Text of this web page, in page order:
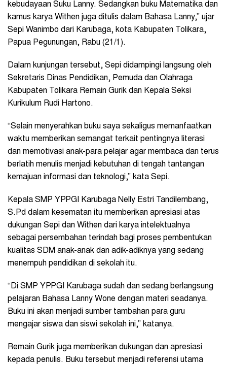
kebudayaan Suku Lanny. Sedangkan buku Matematika dan
kamus karya Withen juga ditulis dalam Bahasa Lanny,” ujar
Sepi Wanimbo dari Karubaga, kota Kabupaten Tolikara,
Papua Pegunungan, Rabu (21/1).
Dalam kunjungan tersebut, Sepi didampingi langsung oleh
Sekretaris Dinas Pendidikan, Pemuda dan Olahraga
Kabupaten Tolikara Remain Gurik dan Kepala Seksi
Kurikulum Rudi Hartono.
“Selain menyerahkan buku saya sekaligus memanfaatkan
waktu memberikan semangat terkait pentingnya literasi
dan memotivasi anak-para pelajar agar membaca dan terus
berlatih menulis menjadi kebutuhan di tengah tantangan
kemajuan informasi dan teknologi,” kata Sepi.
Kepala SMP YPPGI Karubaga Nelly Estri Tandilembang,
S.Pd dalam kesematan itu memberikan apresiasi atas
dukungan Sepi dan Withen dari karya intelektualnya
sebagai persembahan terindah bagi proses pembentukan
kualitas SDM anak-anak dan adik-adiknya yang sedang
menempuh pendidikan di sekolah itu.
“Di SMP YPPGI Karubaga sudah dan sedang berlangsung
pelajaran Bahasa Lanny Wone dengan materi seadanya.
Buku ini akan menjadi sumber tambahan para guru
mengajar siswa dan siswi sekolah ini,” katanya.
Remain Gurik juga memberikan dukungan dan apresiasi
kepada penulis. Buku tersebut menjadi referensi utama